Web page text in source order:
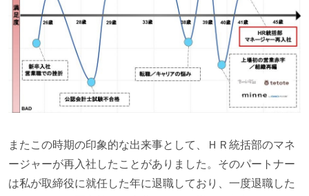
またこの時期の印象的な出来事として、ＨＲ統括部のマネ
ージャーが再入社したことがありました。そのパートナー
は私が取締役に就任した年に退職しており、一度退職した